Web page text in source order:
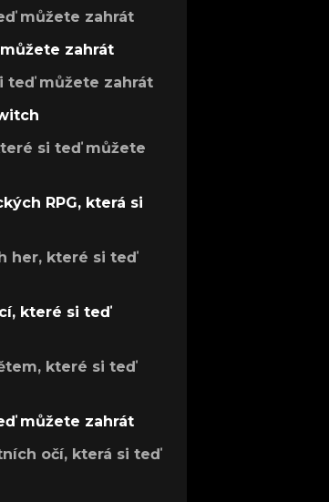
můžete zahrát
zahrát
teď můžete zahrát
si teď můžete
RPG, která si
her, které si teď
které si teď
které si teď
můžete zahrát
očí, která si teď